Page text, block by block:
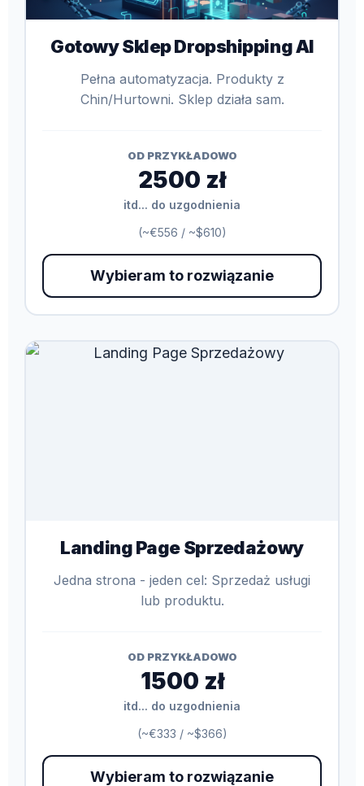
Gotowy Sklep Dropshipping AI
Pełna automatyzacja. Produkty z
Chin/Hurtowni. Sklep działa sam.
OD PRZYKŁADOWO
2500 zł
itd... do uzgodnienia
(~€556 / ~$610)
Wybieram to rozwiązanie
Landing Page Sprzedażowy
Jedna strona - jeden cel: Sprzedaż usługi
lub produktu.
OD PRZYKŁADOWO
1500 zł
itd... do uzgodnienia
(~€333 / ~$366)
Wybieram to rozwiązanie